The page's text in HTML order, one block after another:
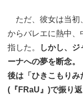
ただ、彼女は当初
からバレエに熱中、
指した。
しかし、
ーナへの夢を断念。
後は「ひきこもりみ
(『FRaU』)で振り